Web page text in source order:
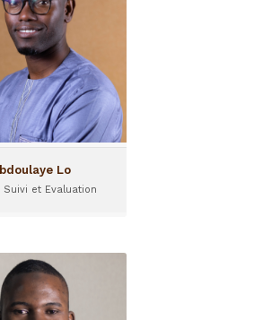
Lo
Suivi et Evaluation
LO est Chargé du
au sein de
Teranga Capital.
Aboubacar Sanou
de projet Amorçage